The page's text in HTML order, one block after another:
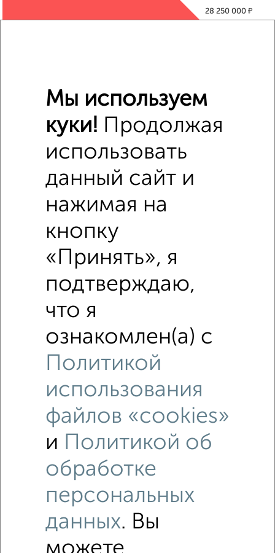
28 250 000 ₽
Средняя цена район
Это предложение
Похожие предложения рядом
Рядом, с меньшей ценой
Недалеко от ЖК 1712 с ценой ниже
3‑комнатные квартиры
Поиск по схожим параметрам:
Мы используем
куки! Продолжая
использовать
данный сайт и
нажимая на
кнопку
«Принять», я
подтверждаю,
что я
ознакомлен(а) с
Политикой
использования
файлов «cookies»
и Политикой об
обработке
персональных
данных. Вы